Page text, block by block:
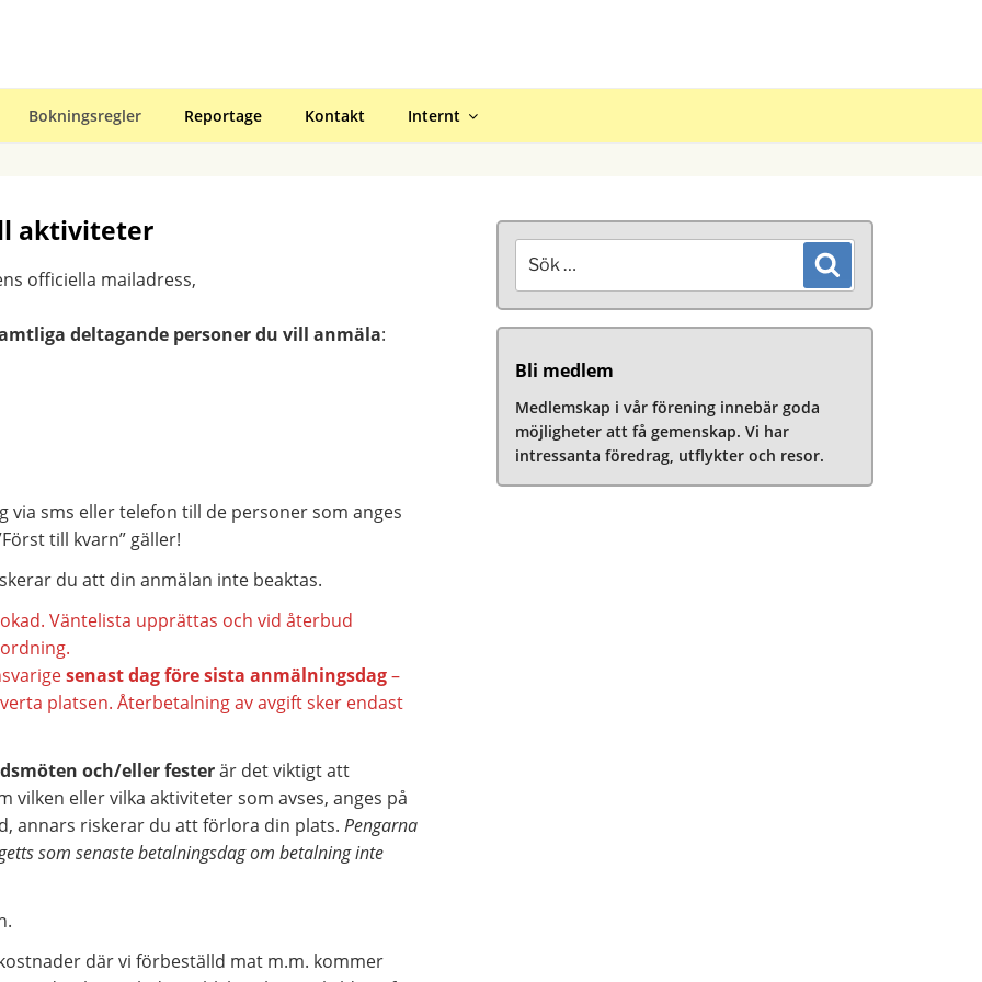
Bokningsregler Reportage Kontakt Internt
aktiviteter
officiella mailadress,
deltagande personer du vill anmäla:
via sms eller telefon till de personer som anges
till kvarn” gäller!
du att din anmälan inte beaktas.
Väntelista upprättas och vid återbud
senast dag före sista anmälningsdag–
platsen. Återbetalning av avgift sker endast
och/eller festerär det viktigt att
eller vilka aktiviteter som avses, anges på
annars riskerar du att förlora din plats. Pengarna
som senaste betalningsdag om betalning inte
där vi förbeställd mat m.m. kommer
efter:
Bli medlem
Medlemskap i vår förening innebär goda
möjligheter att få gemenskap. Vi har
intressanta föredrag, utflykter och resor.